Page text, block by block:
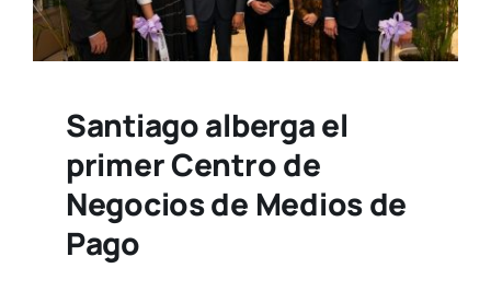
Santiago alberga el
primer Centro de
Negocios de Medios de
Pago